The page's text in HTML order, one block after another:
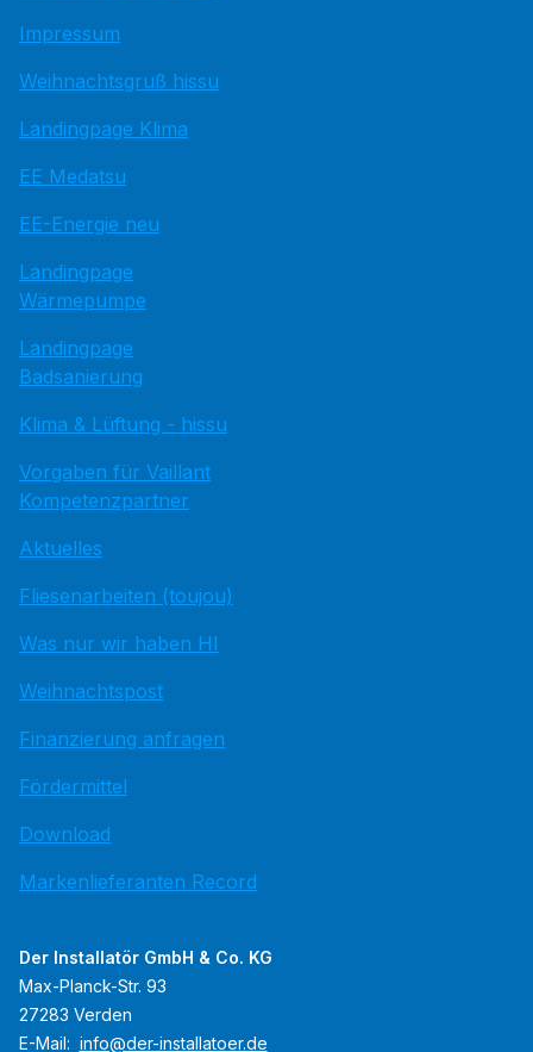
Impressum
Weihnachtsgruß hissu
Landingpage Klima
EE Medatsu
EE-Energie neu
Landingpage
Wärmepumpe
Landingpage
Badsanierung
Klima & Lüftung - hissu
Vorgaben für Vaillant
Kompetenzpartner
Aktuelles
Fliesenarbeiten (toujou)
Was nur wir haben HI
Weihnachtspost
Finanzierung anfragen
Fördermittel
Download
Markenlieferanten Record
Der Installatör GmbH & Co. KG
Max-Planck-Str. 93
27283 Verden
E-Mail: info@der-installatoer.de